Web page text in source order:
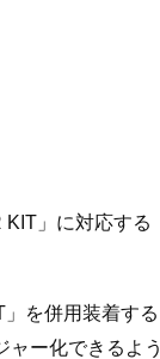
」に対応する
を併用装着する
ャー化できるよう